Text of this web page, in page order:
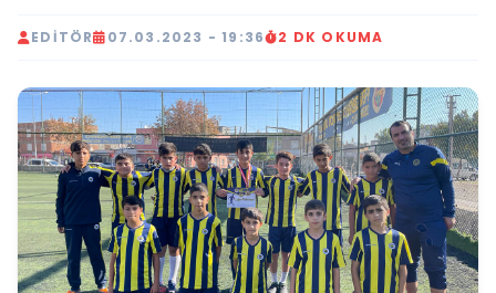
EDITÖR 07.03.2023 - 19:36 2 DK OKUMA